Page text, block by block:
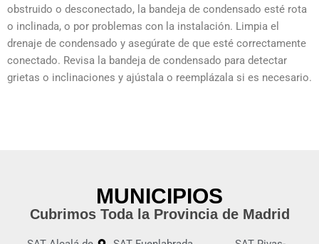
obstruido o desconectado, la bandeja de condensado esté rota
o inclinada, o por problemas con la instalación. Limpia el
drenaje de condensado y asegúrate de que esté correctamente
conectado. Revisa la bandeja de condensado para detectar
grietas o inclinaciones y ajústala o reemplázala si es necesario.
MUNICIPIOS
Cubrimos Toda la Provincia de Madrid